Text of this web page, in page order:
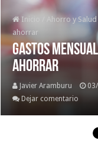
Inicio Ahorro y Salud
ahorrar
Gastos
ahorrar
Javier Aramburu
Dejar comentario